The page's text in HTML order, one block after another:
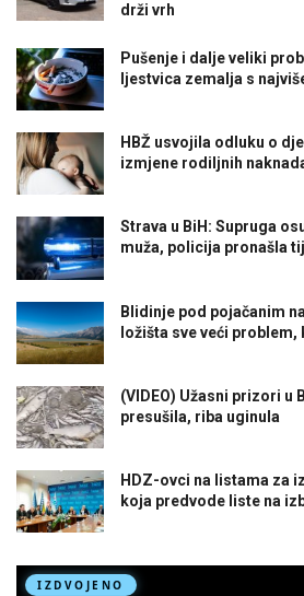
drži vrh
Pušenje i dalje veliki
ljestvica zemalja s
HBŽ usvojila odluku o
izmjene rodiljnih
Strava u BiH: Supruga
muža, policija pronašla
Blidinje pod pojačanim
ložišta sve veći
(VIDEO) Užasni prizori u
presušila, riba uginula
HDZ-ovci na listama za
koja predvode liste na